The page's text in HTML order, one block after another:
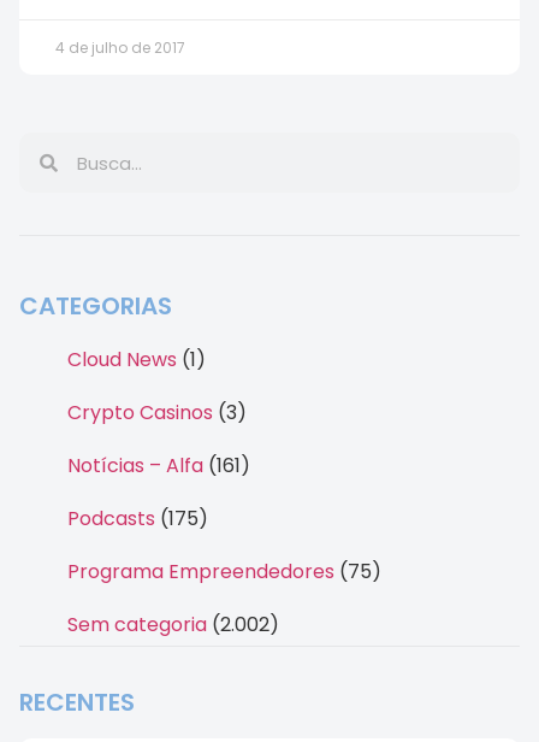
4 de julho de 2017
CATEGORIAS
Cloud News (1)
Crypto Casinos (3)
Notícias – Alfa (161)
Podcasts (175)
Programa Empreendedores (75)
Sem categoria (2.002)
RECENTES